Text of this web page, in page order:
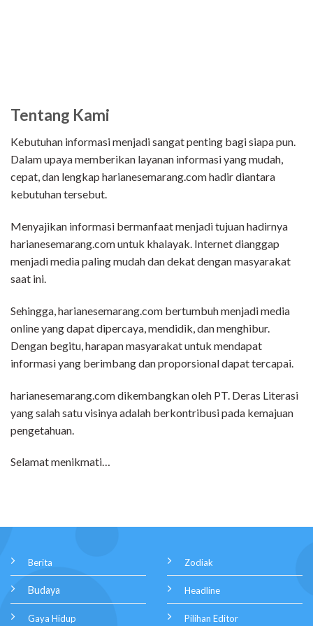
Tentang Kami
Kebutuhan informasi menjadi sangat penting bagi siapa pun.
Dalam upaya memberikan layanan informasi yang mudah,
cepat, dan lengkap harianesemarang.com hadir diantara
kebutuhan tersebut.
Menyajikan informasi bermanfaat menjadi tujuan hadirnya
harianesemarang.com untuk khalayak. Internet dianggap
menjadi media paling mudah dan dekat dengan masyarakat
saat ini.
Sehingga, harianesemarang.com bertumbuh menjadi media
online yang dapat dipercaya, mendidik, dan menghibur.
Dengan begitu, harapan masyarakat untuk mendapat
informasi yang berimbang dan proporsional dapat tercapai.
harianesemarang.com dikembangkan oleh PT. Deras Literasi
yang salah satu visinya adalah berkontribusi pada kemajuan
pengetahuan.
Selamat menikmati…
Berita
Budaya
Gaya Hidup
Zodiak
Headline
Pilihan Editor